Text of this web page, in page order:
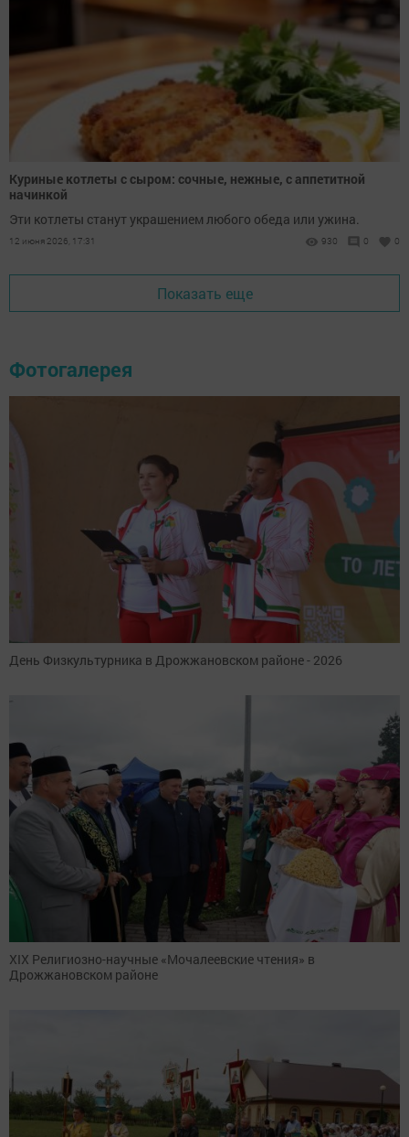
Куриные котлеты с сыром: сочные, нежные, с аппетитной
начинкой
Эти котлеты станут украшением любого обеда или ужина.
12 июня 2026, 17:31 930 0 0
Показать еще
Фотогалерея
День Физкультурника в Дрожжановском районе - 2026
XIX Религиозно-научные «Мочалеевские чтения» в
Дрожжановском районе